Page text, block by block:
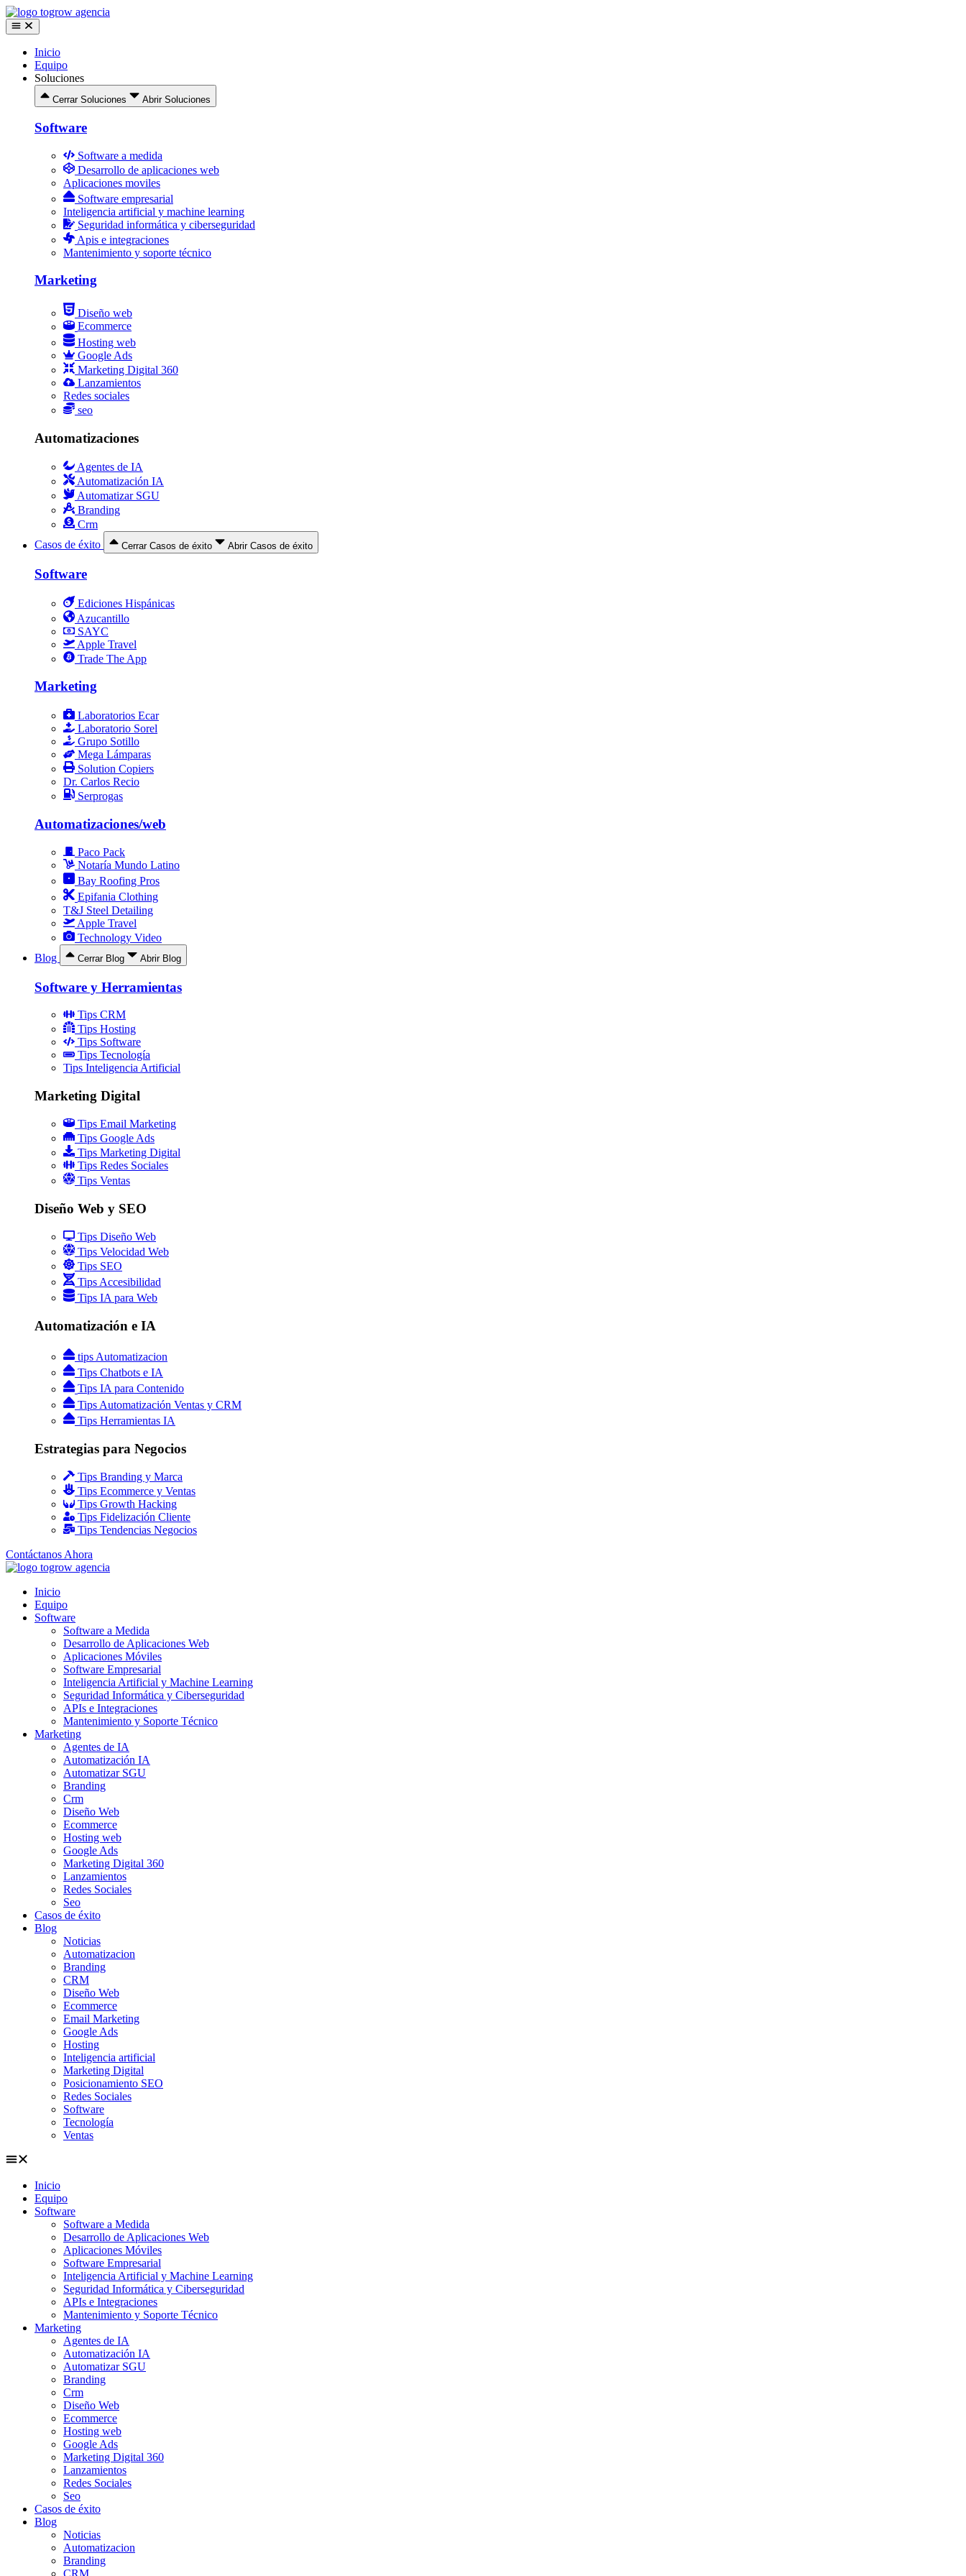
Ir
al
contenido
Inicio
Equipo
Soluciones
Cerrar Soluciones Abrir Soluciones
Software
Software a medida
Desarrollo de aplicaciones web
Aplicaciones moviles
Software empresarial
Inteligencia artificial y machine learning
Seguridad informática y ciberseguridad
Apis e integraciones
Mantenimiento y soporte técnico
Marketing
Diseño web
Ecommerce
Hosting web
Google Ads
Marketing Digital 360
Lanzamientos
Redes sociales
seo
Automatizaciones
Agentes de IA
Automatización IA
Automatizar SGU
Branding
Crm
Casos de éxito
Cerrar Casos de éxito Abrir Casos de éxito
Software
Ediciones Hispánicas
Azucantillo
SAYC
Apple Travel
Trade The App
Marketing
Laboratorios Ecar
Laboratorio Sorel
Grupo Sotillo
Mega Lámparas
Solution Copiers
Dr. Carlos Recio
Serprogas
Automatizaciones/web
Paco Pack
Notaría Mundo Latino
Bay Roofing Pros
Epifania Clothing
T&J Steel Detailing
Apple Travel
Technology Video
Blog
Cerrar Blog Abrir Blog
Software y Herramientas
Tips CRM
Tips Hosting
Tips Software
Tips Tecnología
Tips Inteligencia Artificial
Marketing Digital
Tips Email Marketing
Tips Google Ads
Tips Marketing Digital
Tips Redes Sociales
Tips Ventas
Diseño Web y SEO
Tips Diseño Web
Tips Velocidad Web
Tips SEO
Tips Accesibilidad
Tips IA para Web
Automatización e IA
tips Automatizacion
Tips Chatbots e IA
Tips IA para Contenido
Tips Automatización Ventas y CRM
Tips Herramientas IA
Estrategias para Negocios
Tips Branding y Marca
Tips Ecommerce y Ventas
Tips Growth Hacking
Tips Fidelización Cliente
Tips Tendencias Negocios
Contáctanos Ahora
Inicio
Equipo
Software
Software a Medida
Desarrollo de Aplicaciones Web
Aplicaciones Móviles
Software Empresarial
Inteligencia Artificial y Machine Learning
Seguridad Informática y Ciberseguridad
APIs e Integraciones
Mantenimiento y Soporte Técnico
Marketing
Agentes de IA
Automatización IA
Automatizar SGU
Branding
Crm
Diseño Web
Ecommerce
Hosting web
Google Ads
Marketing Digital 360
Lanzamientos
Redes Sociales
Seo
Casos de éxito
Blog
Noticias
Automatizacion
Branding
CRM
Diseño Web
Ecommerce
Email Marketing
Google Ads
Hosting
Inteligencia artificial
Marketing Digital
Posicionamiento SEO
Redes Sociales
Software
Tecnología
Ventas
Inicio
Equipo
Software
Software a Medida
Desarrollo de Aplicaciones Web
Aplicaciones Móviles
Software Empresarial
Inteligencia Artificial y Machine Learning
Seguridad Informática y Ciberseguridad
APIs e Integraciones
Mantenimiento y Soporte Técnico
Marketing
Agentes de IA
Automatización IA
Automatizar SGU
Branding
Crm
Diseño Web
Ecommerce
Hosting web
Google Ads
Marketing Digital 360
Lanzamientos
Redes Sociales
Seo
Casos de éxito
Blog
Noticias
Automatizacion
Branding